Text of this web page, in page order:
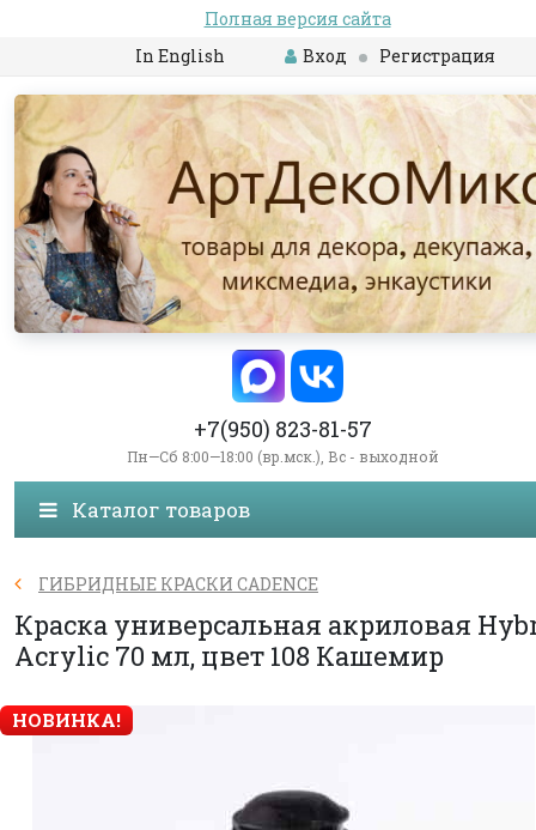
Полная версия сайта
In English
Вход Регистрация
+7(950) 823-81-57
Пн—Сб 8:00—18:00 (вр.мск.), Вс - выходной
Каталог товаров
ГИБРИДНЫЕ КРАСКИ CADENCE
Краска универсальная акриловая
Acrylic 70 мл, цвет 108 Кашемир
НОВИНКА!